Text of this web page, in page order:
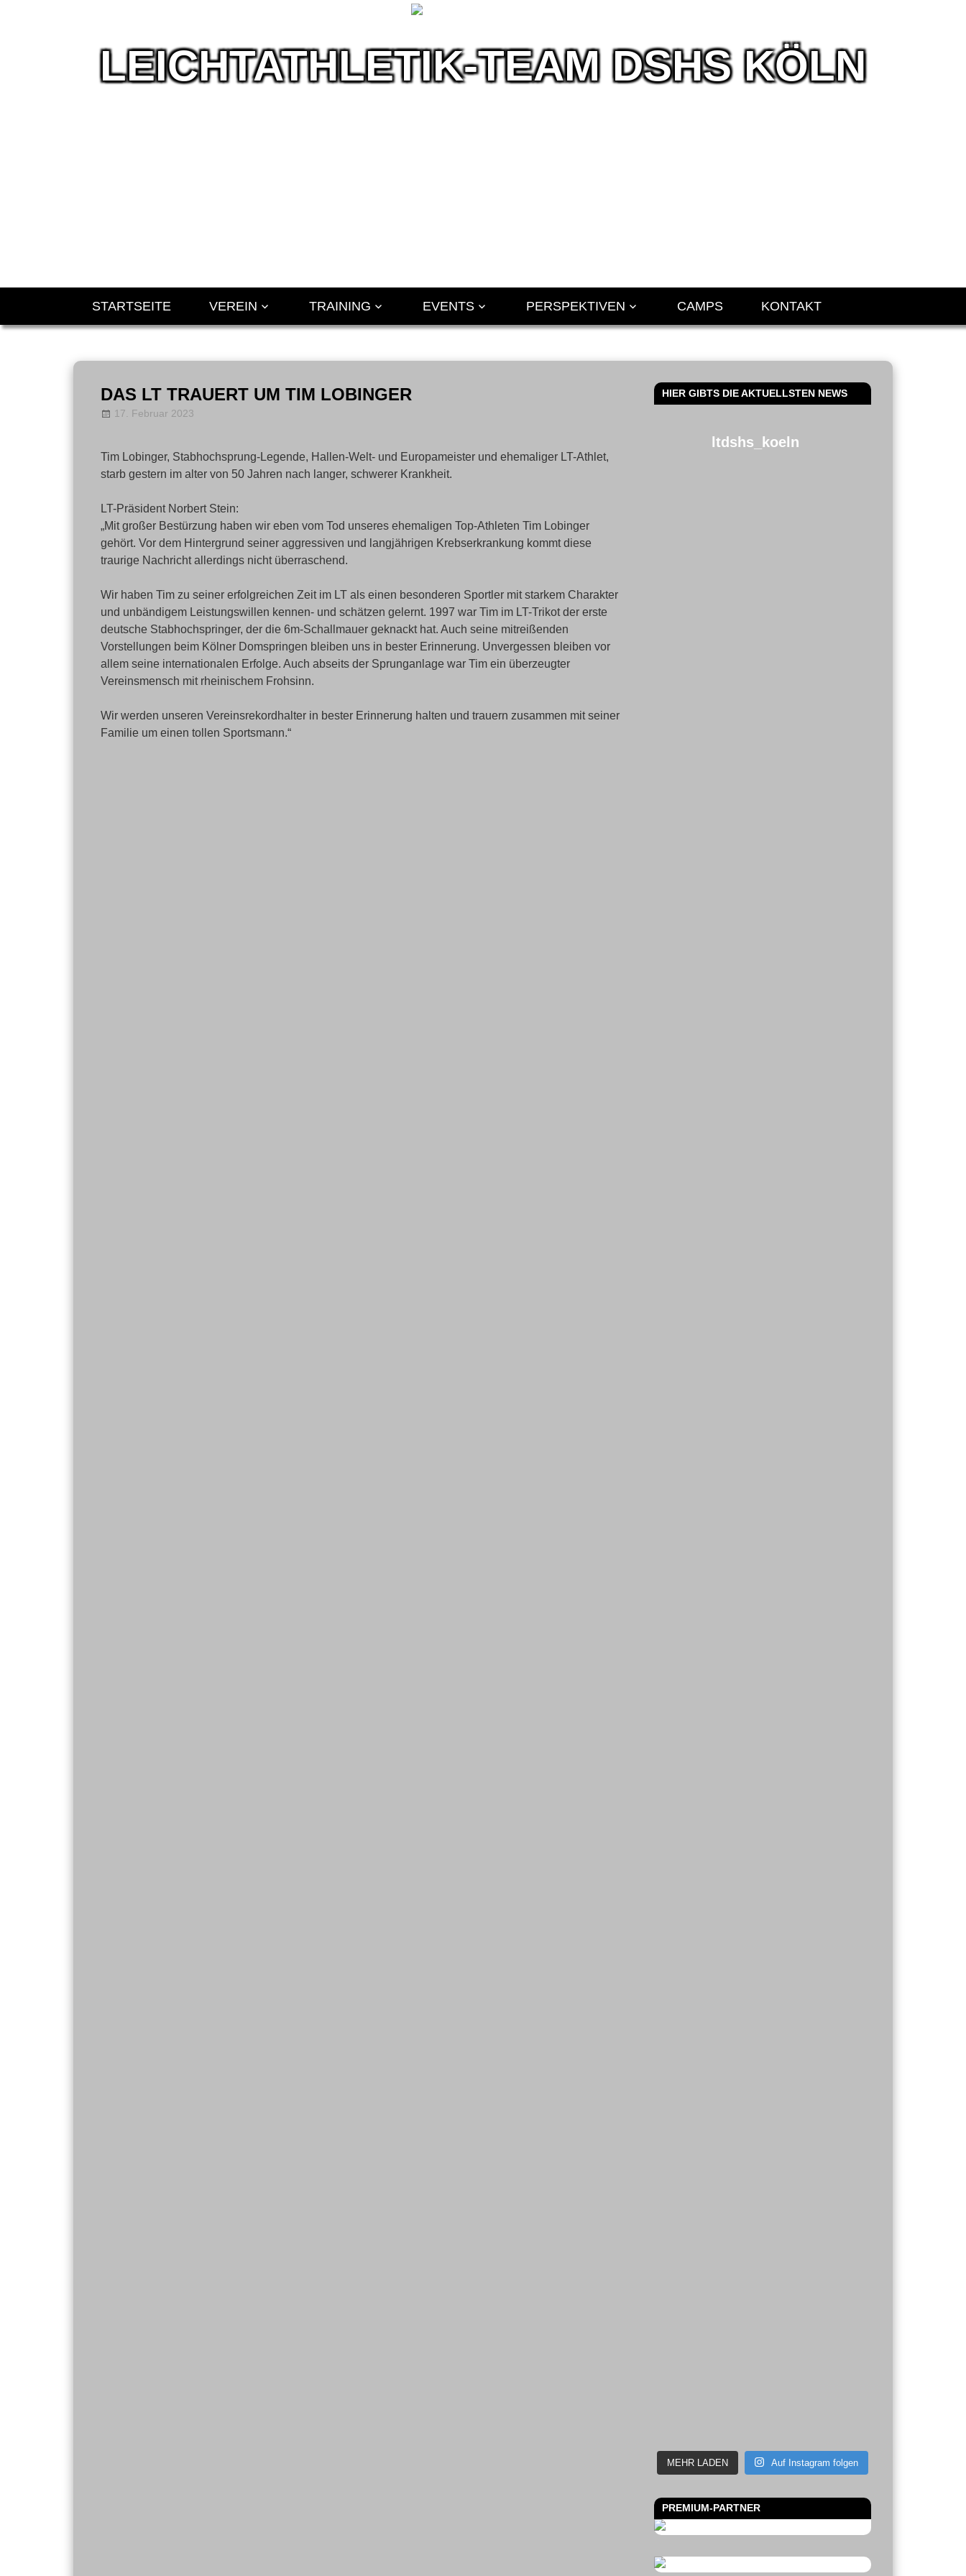
LEICHTATHLETIK-TEAM DSHS KÖLN
STARTSEITE VEREIN TRAINING EVENTS PERSPEKTIVEN CAMPS KONTAKT
Zum
springenDAS LT TRAUERT UM TIM LOBINGER
17. Februar 2023
Tim Lobinger, Stabhochsprung-Legende, Hallen-Welt- und Europameister und ehemaliger LT-Athlet,
starb gestern im alter von 50 Jahren nach langer, schwerer Krankheit.
LT-Präsident Norbert Stein:
„Mit großer Bestürzung haben wir eben vom Tod unseres ehemaligen Top-Athleten Tim Lobinger
gehört. Vor dem Hintergrund seiner aggressiven und langjährigen Krebserkrankung kommt diese
traurige Nachricht allerdings nicht überraschend.
Wir haben Tim zu seiner erfolgreichen Zeit im LT als einen besonderen Sportler mit starkem Charakter
und unbändigem Leistungswillen kennen- und schätzen gelernt. 1997 war Tim im LT-Trikot der erste
deutsche Stabhochspringer, der die 6m-Schallmauer geknackt hat. Auch seine mitreißenden
Vorstellungen beim Kölner Domspringen bleiben uns in bester Erinnerung. Unvergessen bleiben vor
allem seine internationalen Erfolge. Auch abseits der Sprunganlage war Tim ein überzeugter
Vereinsmensch mit rheinischem Frohsinn.
Wir werden unseren Vereinsrekordhalter in bester Erinnerung halten und trauern zusammen mit seiner
Familie um einen tollen Sportsmann.“
HIER GIBTS DIE AKTUELLSTEN NEWS
ltdshs_koeln
MEHR LADEN Auf Instagram folgen
PREMIUM-PARTNER